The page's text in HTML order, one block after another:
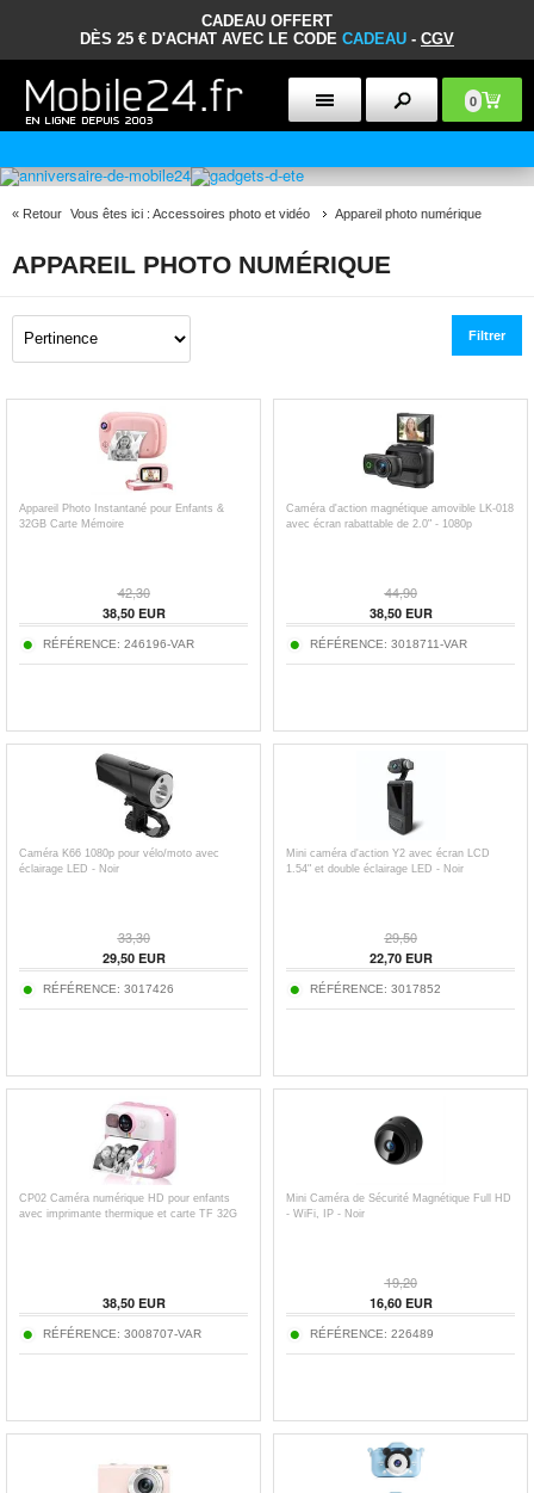
CADEAU OFFERT
DÈS 25 € D'ACHAT AVEC LE CODE CADEAU - CGV
0
« Retour Vous êtes ici : Accessoires photo et vidéo Appareil photo numérique
APPAREIL PHOTO NUMÉRIQUE
Filtrer
Appareil Photo Instantané pour Enfants &
32GB Carte Mémoire
42,30
38,50EUR
RÉFÉRENCE: 246196-VAR
Caméra d'action magnétique amovible LK-018
avec écran rabattable de 2.0" - 1080p
44,90
38,50EUR
RÉFÉRENCE: 3018711-VAR
Caméra K66 1080p pour vélo/moto avec
éclairage LED - Noir
33,30
29,50EUR
RÉFÉRENCE: 3017426
Mini caméra d'action Y2 avec écran LCD
1.54" et double éclairage LED - Noir
29,50
22,70EUR
RÉFÉRENCE: 3017852
CP02 Caméra numérique HD pour enfants
avec imprimante thermique et carte TF 32G
38,50EUR
RÉFÉRENCE: 3008707-VAR
Mini Caméra de Sécurité Magnétique Full HD
- WiFi, IP - Noir
19,20
16,60EUR
RÉFÉRENCE: 226489